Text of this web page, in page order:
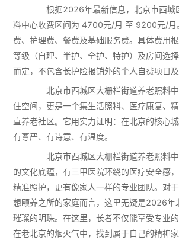
根据2026年最新信息，北京市西城
料中心收费区间为 4700元/月 至 9200元/月
费、护理费、餐费及基础服务费。具体费用
等级（自理、半护、全护、特护）及房间选
而定，不包含长护险报销外的个人自费项目及
北京市西城区大栅栏街道养老照料中
住空间，更是一个集生活照料、医疗康复、
直养老社区。它用实力证明：在北京的核心
有尊严、有诗意、有温度。
北京市西城区大栅栏街道养老照料中
的文化底蕴，有三甲医院环绕的医疗安全感
精准照护，更有像家人一样的专业团队。对
想颐养之所的家庭而言，这里无疑是2026年
璀璨的明珠。在这里，长者不仅能享受专业
在老北京的烟火气中，找到属于自己的精神家